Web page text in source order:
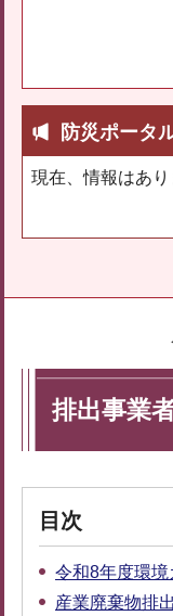
防災ポータ
現在、情報はあり
排出事業
目次
令和8年度環
産業廃棄物排